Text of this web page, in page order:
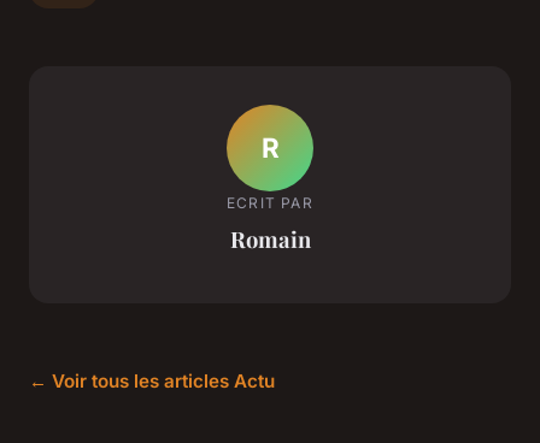
R
ECRIT PAR
Romain
← Voir tous les articles Actu